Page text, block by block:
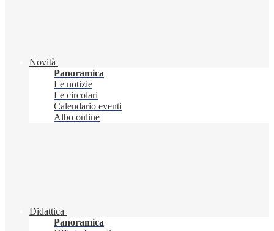
Novità
Panoramica
Le notizie
Le circolari
Calendario eventi
Albo online
Didattica
Panoramica